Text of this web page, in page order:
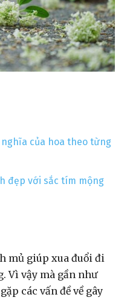
nghĩa của hoa theo từng
đẹp với sắc tím mộng
mủ giúp xua đuổi đi
Vì vậy mà gần như
các vấn đề về gây